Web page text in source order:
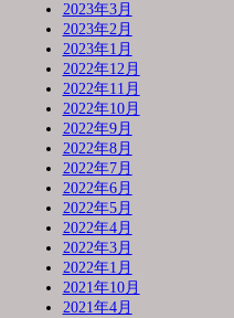
2023年3月
2023年2月
2023年1月
2022年12月
2022年11月
2022年10月
2022年9月
2022年8月
2022年7月
2022年6月
2022年5月
2022年4月
2022年3月
2022年1月
2021年10月
2021年4月